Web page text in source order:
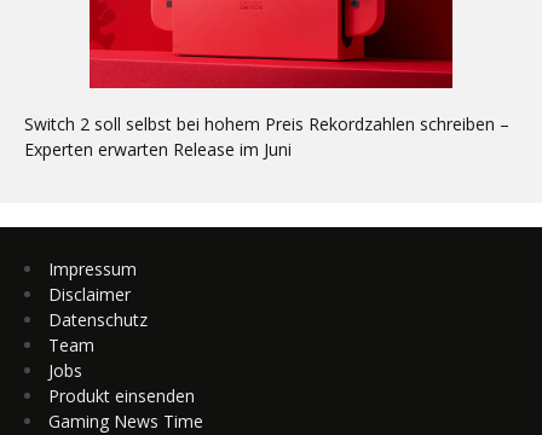
Switch 2 soll selbst bei hohem Preis Rekordzahlen schreiben –
Experten erwarten Release im Juni
Impressum
Disclaimer
Datenschutz
Team
Jobs
Produkt einsenden
Gaming News Time